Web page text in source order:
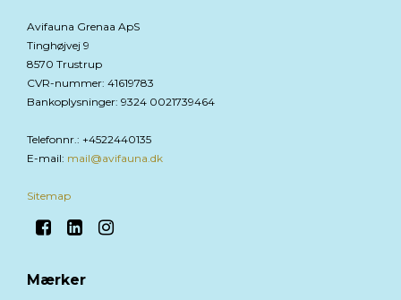
Avifauna Grenaa ApS
Tinghøjvej 9
8570 Trustrup
CVR-nummer: 41619783
Bankoplysninger: 9324 0021739464
Telefonnr. : +4522440135
E-mail: mail@avifauna.dk
Sitemap
Mærker